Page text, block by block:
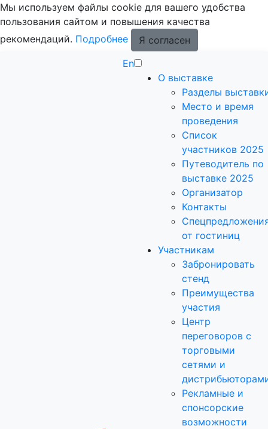
Мы используем файлы cookie для вашего удобства
пользования сайтом и повышения качества
рекомендаций. Подробнее
Я согласен
En
О выставке
Разделы
Место и время
проведения
Список
участников 2025
Путеводитель по
выставке 2025
Организатор
Контакты
от гостиниц
Участникам
Забронировать
стенд
Преимущества
участия
Центр
переговоров с
торговыми
сетями и
Рекламные и
спонсорские
возможности